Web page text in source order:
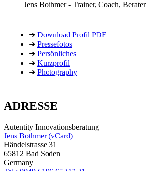
Jens Bothmer - Trainer, Coach, Berater
➜ Download Profil PDF
➜ Pressefotos
➜ Persönliches
➜ Kurzprofil
➜ Photography
ADRESSE
Autentity Innovationsberatung
Jens Bothmer (vCard)
Händelstrasse 31
65812 Bad Soden
Germany